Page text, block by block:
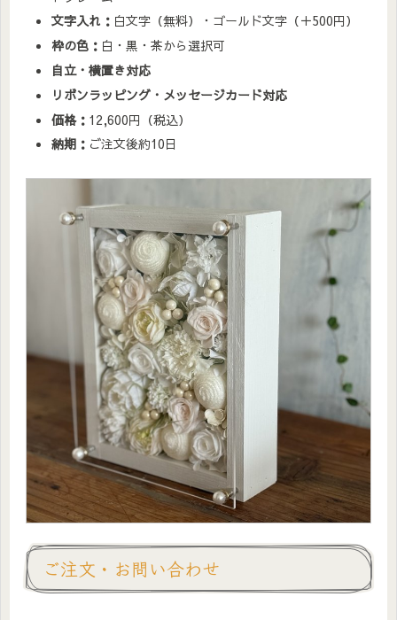
文字入れ： 白文字（無料）・ゴールド文字（＋500円）
枠の色： 白・黒・茶から選択可
自立・横置き対応
リボンラッピング・メッセージカード対応
価格： 12,600円（税込）
納期： ご注文後約10日
ご注文・お問い合わせ